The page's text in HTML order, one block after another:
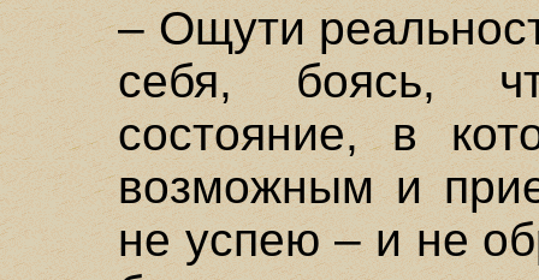
– Ощути
себя, боясь,
состояние, в
возможным и
не успею – и не